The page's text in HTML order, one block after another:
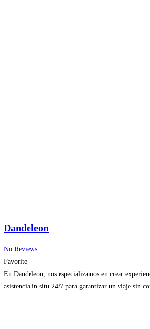
Dandeleon
No Reviews
Favorite
En Dandeleon, nos especializamos en crear
asistencia in situ 24/7 para garantizar un viaje sin